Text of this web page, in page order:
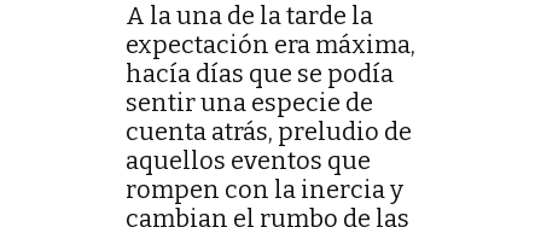
A la una de la tarde la
expectación era máxima,
hacía días que se podía
sentir una especie de
cuenta atrás, preludio de
aquellos eventos que
rompen con la inercia y
cambian el rumbo de las